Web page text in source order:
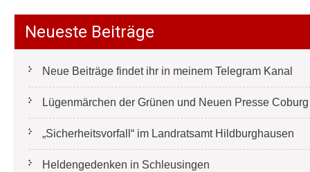
Neueste Beiträge
Neue Beiträge findet ihr in meinem Telegram Kanal
Lügenmärchen der Grünen und Neuen Presse
„Sicherheitsvorfall“ im Landratsamt Hildburghausen
Heldengedenken in Schleusingen